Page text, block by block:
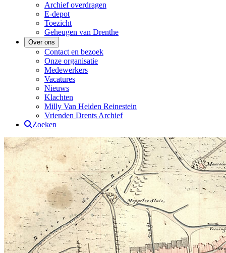
Archief overdragen
E-depot
Toezicht
Geheugen van Drenthe
Over ons
Contact en bezoek
Onze organisatie
Medewerkers
Vacatures
Nieuws
Klachten
Milly Van Heiden Reinestein
Vrienden Drents Archief
Zoeken
Drents Archief